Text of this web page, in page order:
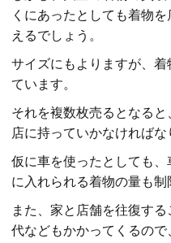
くにあったとしても着物
えるでしょう。
サイズにもよりますが、
ています。
それを複数枚売るとなる
店に持っていかなければな
仮に車を使ったとしても
に入れられる着物の量も制
また、家と店舗を往復す
代などもかかってくるの